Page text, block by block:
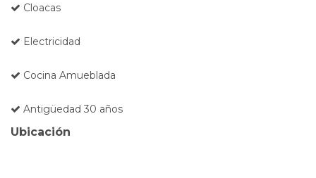
Cloacas
Electricidad
Cocina Amueblada
Antigüedad 30 años
Ubicación